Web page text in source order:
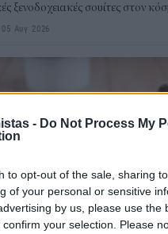
- Do Not Process My
to opt-out of the sale, sharing
of your personal or sensitive
by us, please use the
confirm your selection. Please
ξενοδοχειακές σουίτες στον
05 Αυγ 2026